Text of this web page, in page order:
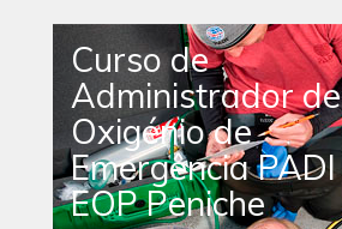
Curso de
Administrador de
Oxigénio de
Emergência PADI
EOP Peniche